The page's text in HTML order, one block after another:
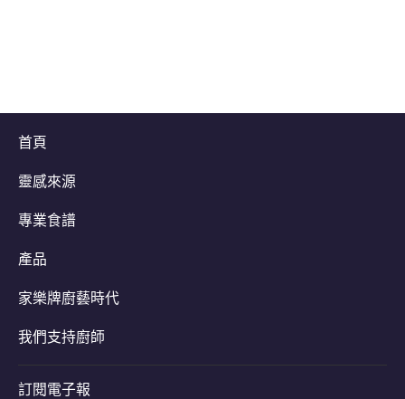
首頁
靈感來源
專業食譜
產品
家樂牌廚藝時代
我們支持廚師
訂閱電子報